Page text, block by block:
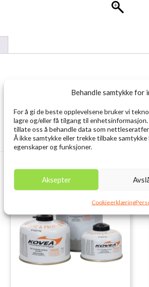
Behandle samtykke for
For å gi de beste opplevelsene bruker vi
lagre og/eller få tilgang til
tillate oss å behandle data som
Å ikke samtykke eller trekke tilbake
egenskaper og funksjoner.
Aksepter
Cookieerklæring